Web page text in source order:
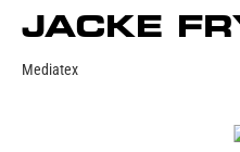
JACKE
Mediatex